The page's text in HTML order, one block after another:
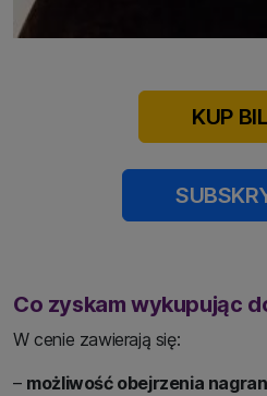
KUP
Co zyskam wykupując
W cenie zawierają się:
– możliwość obejrzenia